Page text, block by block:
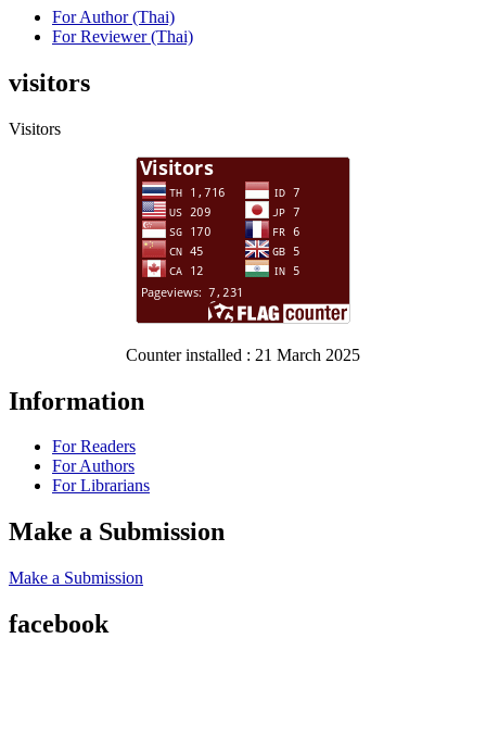
For Author (Thai)
For Reviewer (Thai)
visitors
Visitors
Counter installed : 21 March 2025
Information
For Readers
For Authors
For Librarians
Make a Submission
Make a Submission
facebook